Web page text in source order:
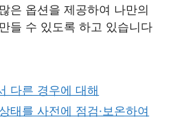
은 옵션을 제공하여 나만의
들 수 있도록 하고 있습니다
다른 경우에 대해
태를 사전에 점검·보온하여